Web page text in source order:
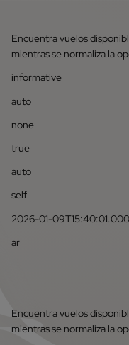
Encuentra vuelos
mientras se normaliza la
informative
auto
none
true
auto
self
2026-01-
ar
Encuentra vuelos
mientras se normaliza la